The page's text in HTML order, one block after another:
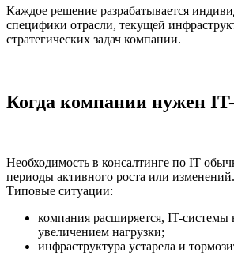
Каждое решение разрабатывается
специфики отрасли, текущей
стратегических задач компании.
Когда компании нужен
Необходимость в консалтинге по IT
периоды активного роста или изменений.
Типовые ситуации:
компания расширяется, IT-системы
увеличением нагрузки;
инфраструктура устарела и